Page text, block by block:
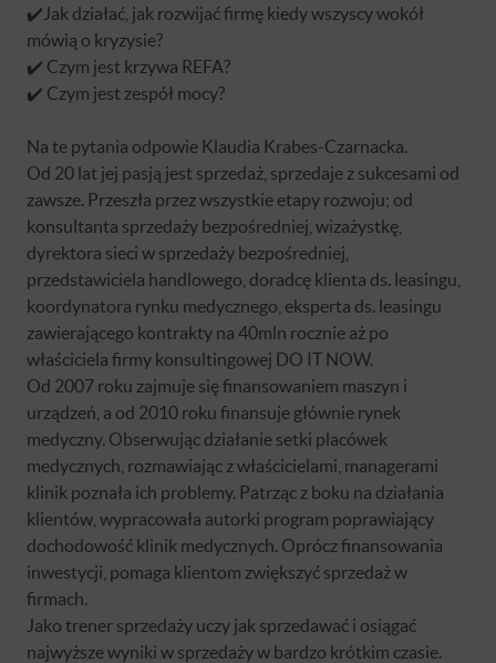
✔️Jak działać, jak rozwijać firmę kiedy wszyscy wokół
mówią o kryzysie?
✔️ Czym jest krzywa REFA?
✔️ Czym jest zespół mocy?
Na te pytania odpowie Klaudia Krabes-Czarnacka.
Od 20 lat jej pasją jest sprzedaż, sprzedaje z sukcesami od
zawsze. Przeszła przez wszystkie etapy rozwoju; od
konsultanta sprzedaży bezpośredniej, wizażystkę,
dyrektora sieci w sprzedaży bezpośredniej,
przedstawiciela handlowego, doradcę klienta ds. leasingu,
koordynatora rynku medycznego, eksperta ds. leasingu
zawierającego kontrakty na 40mln rocznie aż po
właściciela firmy konsultingowej DO IT NOW.
Od 2007 roku zajmuje się finansowaniem maszyn i
urządzeń, a od 2010 roku finansuje głównie rynek
medyczny. Obserwując działanie setki placówek
medycznych, rozmawiając z właścicielami, managerami
klinik poznała ich problemy. Patrząc z boku na działania
klientów, wypracowała autorki program poprawiający
dochodowość klinik medycznych. Oprócz finansowania
inwestycji, pomaga klientom zwiększyć sprzedaż w
firmach.
Jako trener sprzedaży uczy jak sprzedawać i osiągać
najwyższe wyniki w sprzedaży w bardzo krótkim czasie.